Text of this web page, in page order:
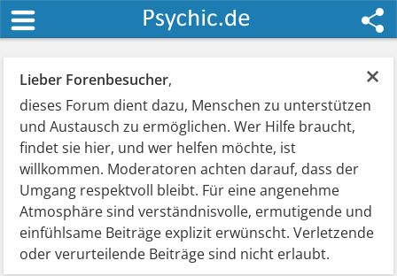
×
Lieber Forenbesucher,
dieses Forum dient dazu, Menschen zu unterstützen
und Austausch zu ermöglichen. Wer Hilfe braucht,
findet sie hier, und wer helfen möchte, ist
willkommen. Moderatoren achten darauf, dass der
Umgang respektvoll bleibt. Für eine angenehme
Atmosphäre sind verständnisvolle, ermutigende und
einfühlsame Beiträge explizit erwünscht. Verletzende
oder verurteilende Beiträge sind nicht erlaubt.